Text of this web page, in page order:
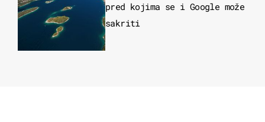
pred kojima se i Google može
sakriti